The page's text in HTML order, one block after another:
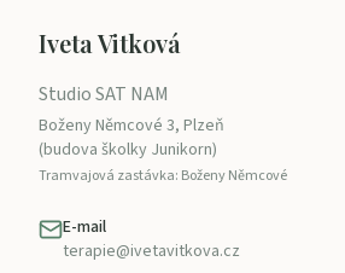
Iveta Vitková
Studio SAT NAM
Boženy Němcové 3, Plzeň
(budova školky Junikorn)
Tramvajová zastávka: Boženy Němcové
E-mail
terapie@ivetavitkova.cz